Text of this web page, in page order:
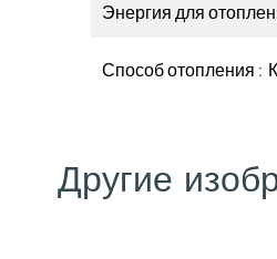
Энергия для
Способ отопления
Другие